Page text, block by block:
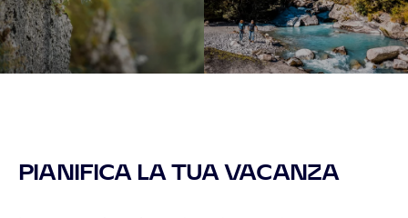
PIANIFICA LA TUA VACANZA